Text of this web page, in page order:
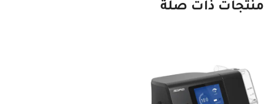
منتجات ذات صلة